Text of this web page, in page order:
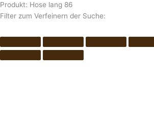
Produkt: Hose lang 86
Filter zum Verfeinern der Suche: